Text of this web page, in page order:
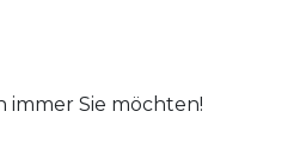
immer Sie möchten!